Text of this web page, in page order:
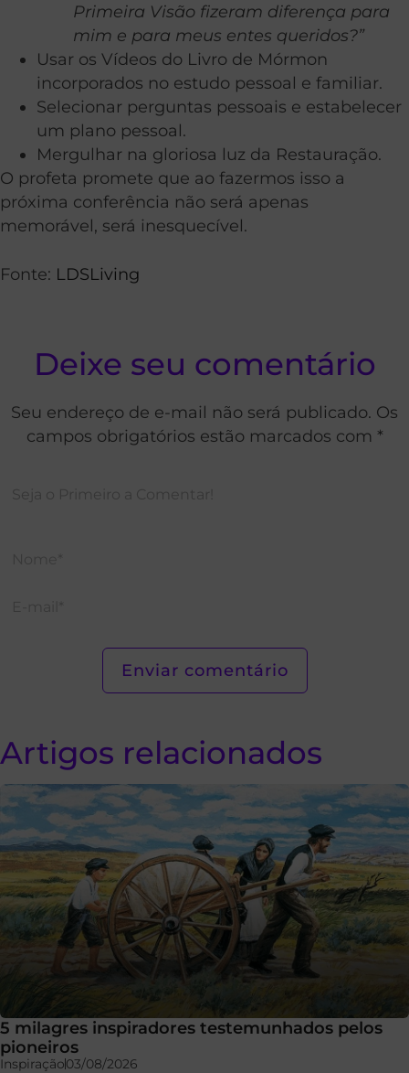
Primeira Visão fizeram diferença para
mim e para meus entes queridos?”
Usar os Vídeos do Livro de Mórmon
incorporados no estudo pessoal e familiar.
Selecionar perguntas pessoais e estabelecer
um plano pessoal.
Mergulhar na gloriosa luz da Restauração.
O profeta promete que ao fazermos isso a
próxima conferência não será apenas
memorável, será inesquecível.
Fonte: LDSLiving
Deixe seu comentário
Seu endereço de e-mail não será publicado. Os
campos obrigatórios estão marcados com *
Artigos relacionados
5 milagres inspiradores testemunhados pelos
pioneiros
Inspiração03/08/2026